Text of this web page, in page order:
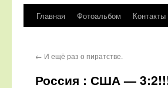
Перейти
содержимому
Главная Фотоальбом Контакты
← И ещё раз о пиратстве.
Россия : США —